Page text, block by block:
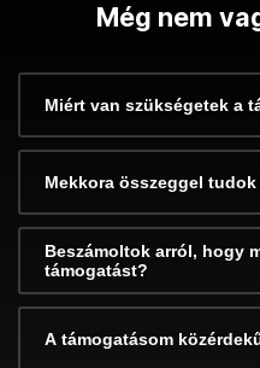
Még nem
Miért van szükségetek a
Mekkora összeggel
Beszámoltok arról, hogy
támogatást?
A támogatásom